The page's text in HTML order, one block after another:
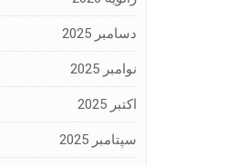
دسامبر 2025
نوامبر 2025
اکتبر 2025
سپتامبر 2025